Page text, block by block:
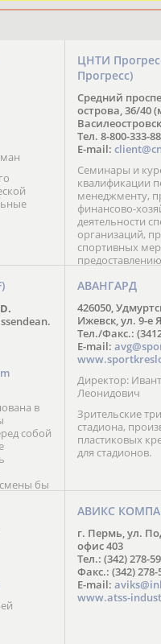
ЦНТИ
Прогресс)
Средний
острова, 36/40
Тел. 8-800-333-
E-mail:
Семинары и
квалификации
менеджменту,
финансово-
деятельности
организаций,
спортивных
сооружений.
FIRST
Москва: +7
С-Петербург:
Регионы РФ: 8
Web:
в
собой
бы
мы
АВАНГАРД
426050,
Ижевск, ул. 9-е
Тел./Факс.:
E-mail:
Директор:
Леонидович
Зрительские
стадиона,
пластиковых
для стадионов.
АВИКС
г. Пермь, ул.
офис 403
Тел.: (342) 278-
Факс.: (342) 278-
E-mail:
www.atss-